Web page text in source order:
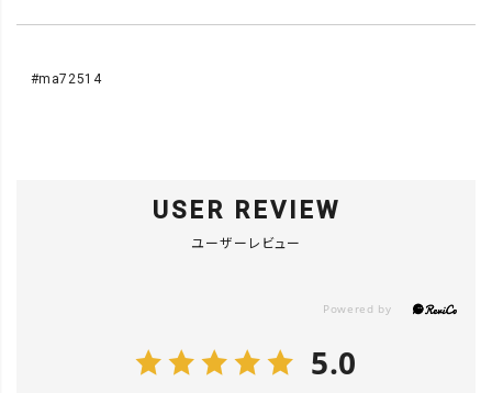
#ma72514
USER REVIEW
ユーザーレビュー
5.0